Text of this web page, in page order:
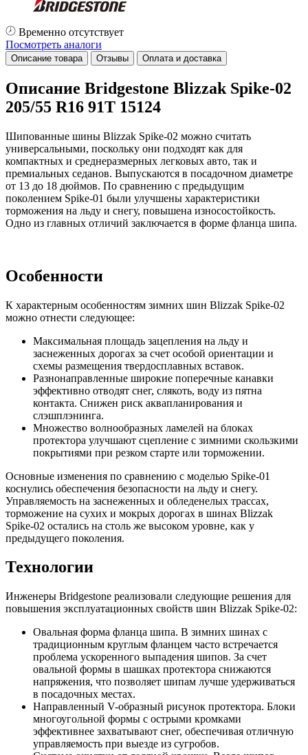
Временно отсутствует
Посмотреть аналоги
Описание товара Отзывы Оплата и доставка
Описание Bridgestone Blizzak Spike-02
205/55 R16 91T 15124
Шипованные шины Blizzak Spike-02 можно считать
универсальными, поскольку они подходят как для
компактных и среднеразмерных легковых авто, так и
премиальных седанов. Выпускаются в посадочном диаметре
от 13 до 18 дюймов. По сравнению с предыдущим
поколением Spike-01 были улучшены характеристики
торможения на льду и снегу, повышена износостойкость.
Одно из главных отличий заключается в форме фланца шипа.
Особенности
К характерным особенностям зимних шин Blizzak Spike-02
можно отнести следующее:
Максимальная площадь зацепления на льду и
заснеженных дорогах за счет особой ориентации и
схемы размещения твердосплавных вставок.
Разнонаправленные широкие поперечные канавки
эффективно отводят снег, слякоть, воду из пятна
контакта. Снижен риск аквапланирования и
слэшплэнинга.
Множество волнообразных ламелей на блоках
протектора улучшают сцепление с зимними скользкими
покрытиями при резком старте или торможении.
Основные изменения по сравнению с моделью Spike-01
коснулись обеспечения безопасности на льду и снегу.
Управляемость на заснеженных и обледенелых трассах,
торможение на сухих и мокрых дорогах в шинах Blizzak
Spike-02 остались на столь же высоком уровне, как у
предыдущего поколения.
Технологии
Инженеры Bridgestone реализовали следующие решения для
повышения эксплуатационных свойств шин Blizzak Spike-02:
Овальная форма фланца шипа. В зимних шинах с
традиционным круглым фланцем часто встречается
проблема ускоренного выпадения шипов. За счет
овальной формы в шашках протектора снижаются
напряжения, что позволяет шипам лучше удерживаться
в посадочных местах.
Направленный V-образный рисунок протектора. Блоки
многоугольной формы с острыми кромками
эффективнее захватывают снег, обеспечивая отличную
управляемость при выезде из сугробов.